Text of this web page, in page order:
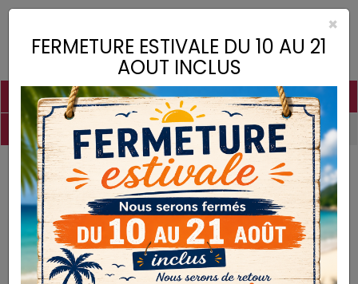
Toggle
PIGMENTS CHAUX CHARGES LIANTS
COLLES DROGUERIE MATÉRIEL DESTOCKAGE
Destockage
POT 500ML CRISTAL CARRE
×
FERMETURE ESTIVALE DU 10 AU 21
AOUT INCLUS